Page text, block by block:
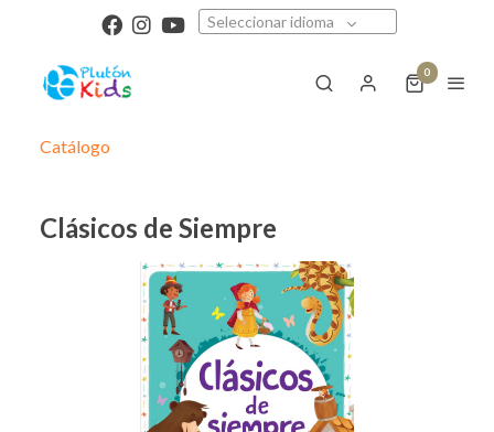
Seleccionar idioma
0
Catálogo
Clásicos de Siempre